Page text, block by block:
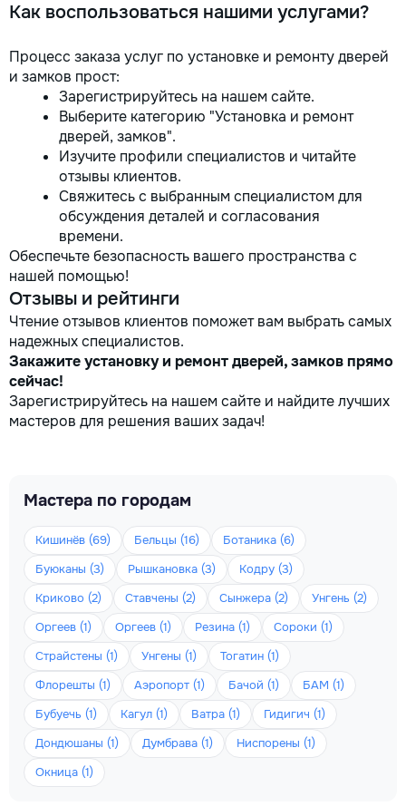
Как воспользоваться нашими услугами?
Процесс заказа услуг по установке и ремонту дверей
и замков прост:
Зарегистрируйтесь на нашем сайте.
Выберите категорию "Установка и ремонт
дверей, замков".
Изучите профили специалистов и читайте
отзывы клиентов.
Свяжитесь с выбранным специалистом для
обсуждения деталей и согласования
времени.
Обеспечьте безопасность вашего пространства с
нашей помощью!
Отзывы и рейтинги
Чтение отзывов клиентов поможет вам выбрать самых
надежных специалистов.
Закажите установку и ремонт дверей, замков прямо
сейчас!
Зарегистрируйтесь на нашем сайте и найдите лучших
мастеров для решения ваших задач!
Мастера по городам
Кишинёв (69) Бельцы (16)
Ботаника (6)
Буюканы (3)
Рышкановка (3)
Кодру (3)
Криково (2)
Ставчены (2) Сынжера (2)
Унгень (2)
Оргеев (1)
Оргеев (1) Резина (1)
Сороки (1)
Страйстены (1)
Унгены (1)
Тогатин (1)
Флорешты (1)
Аэропорт (1) Бачой (1)
БАМ (1)
Бубуечь (1)
Кагул (1) Ватра (1)
Гидигич (1)
Дондюшаны (1)
Думбрава (1)
Ниспорены (1)
Окница (1)